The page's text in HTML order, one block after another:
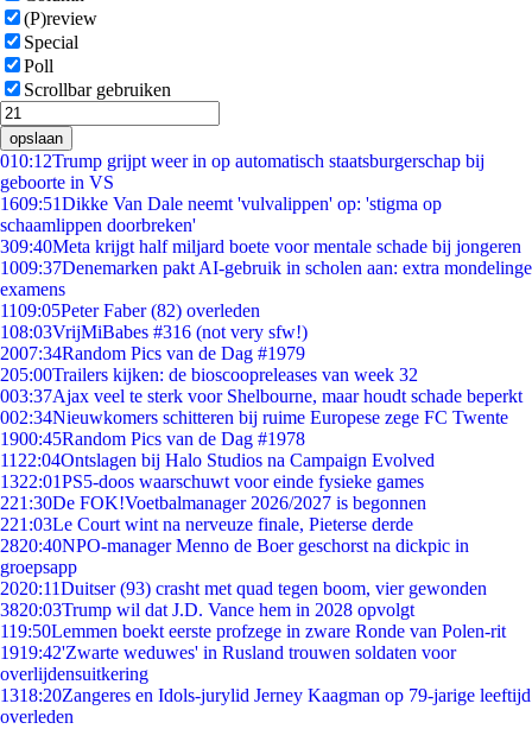
(P)review
Special
Poll
Scrollbar gebruiken
opslaan
010:12Trump grijpt weer in op automatisch staatsburgerschap bij
geboorte in VS
1609:51Dikke Van Dale neemt 'vulvalippen' op: 'stigma op
schaamlippen doorbreken'
309:40Meta krijgt half miljard boete voor mentale schade bij jongeren
1009:37Denemarken pakt AI-gebruik in scholen aan: extra mondelinge
examens
1109:05Peter Faber (82) overleden
108:03VrijMiBabes #316 (not very sfw!)
2007:34Random Pics van de Dag #1979
205:00Trailers kijken: de bioscoopreleases van week 32
003:37Ajax veel te sterk voor Shelbourne, maar houdt schade beperkt
002:34Nieuwkomers schitteren bij ruime Europese zege FC Twente
1900:45Random Pics van de Dag #1978
11 22:04Ontslagen bij Halo Studios na Campaign Evolved
1322:01PS5-doos waarschuwt voor einde fysieke games
221:30De FOK!Voetbalmanager 2026/2027 is begonnen
221:03Le Court wint na nerveuze finale, Pieterse derde
2820:40NPO-manager Menno de Boer geschorst na dickpic in
groepsapp
2020:11Duitser (93) crasht met quad tegen boom, vier gewonden
3820:03Trump wil dat J.D. Vance hem in 2028 opvolgt
119:50Lemmen boekt eerste profzege in zware Ronde van Polen-rit
1919:42'Zwarte weduwes' in Rusland trouwen soldaten voor
overlijdensuitkering
1318:20Zangeres en Idols-jurylid Jerney Kaagman op 79-jarige leeftijd
overleden